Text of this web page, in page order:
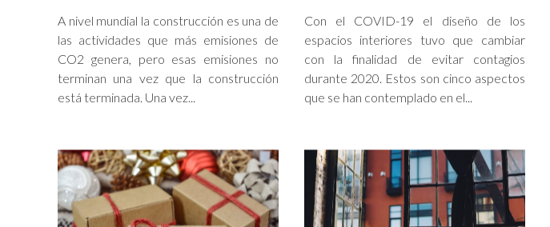
A nivel mundial la construcción es una de
las actividades que más emisiones de
CO2 genera, pero esas emisiones no
terminan una vez que la construcción
está terminada. Una vez...
Con el COVID-19 el diseño de los
espacios interiores tuvo que cambiar
con la finalidad de evitar contagios
durante 2020. Estos son cinco aspectos
que se han contemplado en el...